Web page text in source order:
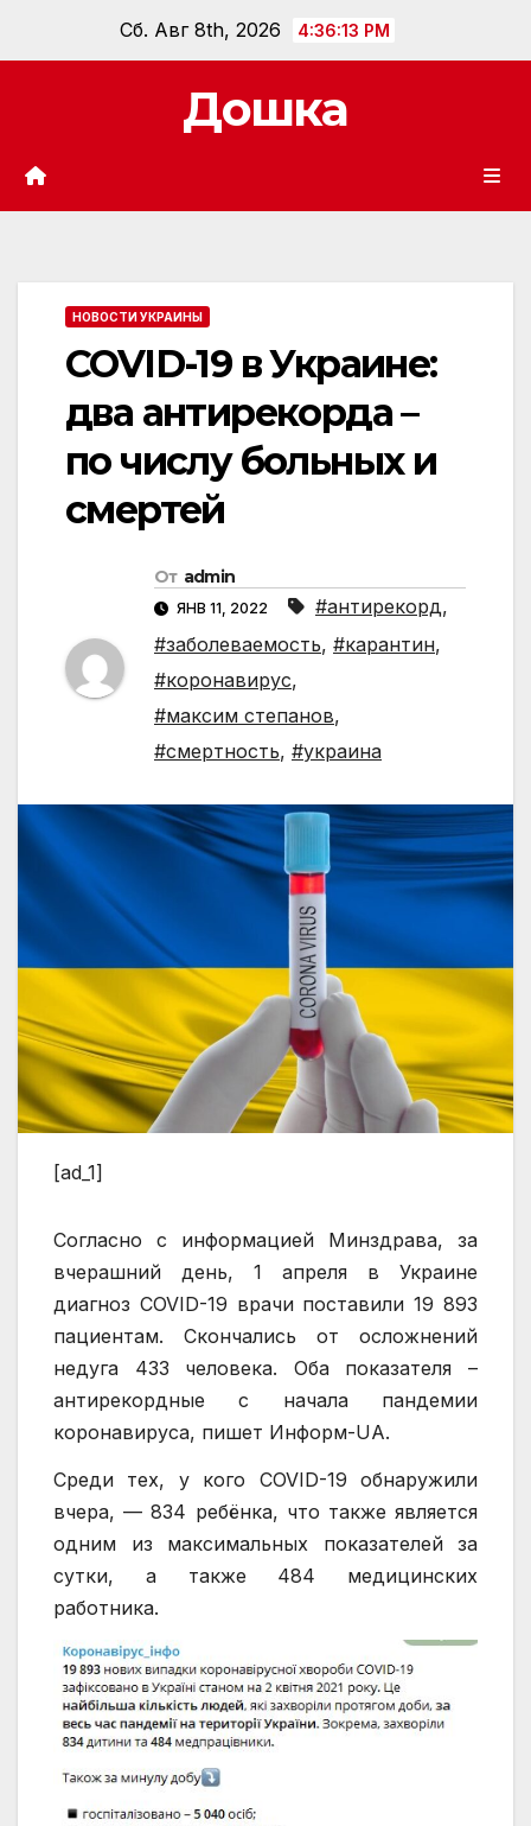
Сб. Авг 8th, 2026 4:36:15 PM
Дошка
НОВОСТИ УКРАИНЫ
COVID-19 в Украине:
два антирекорда –
по числу больных и
смертей
От admin
ЯНВ 11, 2022 #антирекорд,
#заболеваемость, #карантин,
#коронавирус,
#максим степанов,
#смертность, #украина
[ad_1]
Согласно с информацией Минздрава, за
вчерашний день, 1 апреля в Украине
диагноз COVID-19 врачи поставили 19 893
пациентам. Скончались от осложнений
недуга 433 человека. Оба показателя –
антирекордные с начала пандемии
коронавируса, пишет Информ-UA.
Среди тех, у кого COVID-19 обнаружили
вчера, — 834 ребёнка, что также является
одним из максимальных показателей за
сутки, а также 484 медицинских
работника.